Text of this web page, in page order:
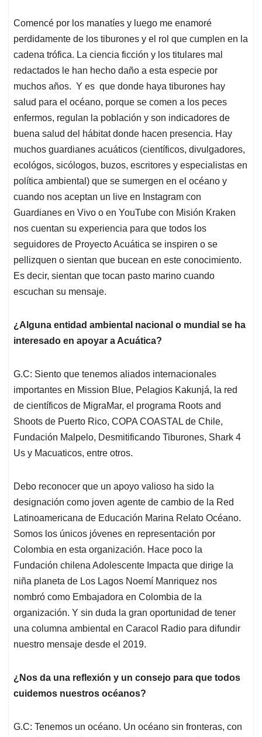
Comencé por los manatíes y luego me enamoré
perdidamente de los tiburones y el rol que cumplen en la
cadena trófica. La ciencia ficción y los titulares mal
redactados le han hecho daño a esta especie por
muchos años. Y es que donde haya tiburones hay
salud para el océano, porque se comen a los peces
enfermos, regulan la población y son indicadores de
buena salud del hábitat donde hacen presencia. Hay
muchos guardianes acuáticos (científicos, divulgadores,
ecológos, sicólogos, buzos, escritores y especialistas en
política ambiental) que se sumergen en el océano y
cuando nos aceptan un live en Instagram con
Guardianes en Vivo o en YouTube con Misión Kraken
nos cuentan su experiencia para que todos los
seguidores de Proyecto Acuática se inspiren o se
pellizquen o sientan que bucean en este conocimiento.
Es decir, sientan que tocan pasto marino cuando
escuchan su mensaje.
¿Alguna entidad ambiental nacional o mundial se ha
interesado en apoyar a Acuática?
G.C: Siento que tenemos aliados internacionales
importantes en Mission Blue, Pelagios Kakunjá, la red
de científicos de MigraMar, el programa Roots and
Shoots de Puerto Rico, COPA COASTAL de Chile,
Fundación Malpelo, Desmitificando Tiburones, Shark 4
Us y Macuaticos, entre otros.
Debo reconocer que un apoyo valioso ha sido la
designación como joven agente de cambio de la Red
Latinoamericana de Educación Marina Relato Océano.
Somos los únicos jóvenes en representación por
Colombia en esta organización. Hace poco la
Fundación chilena Adolescente Impacta que dirige la
niña planeta de Los Lagos Noemí Manriquez nos
nombró como Embajadora en Colombia de la
organización. Y sin duda la gran oportunidad de tener
una columna ambiental en Caracol Radio para difundir
nuestro mensaje desde el 2019.
¿Nos da una reflexión y un consejo para que todos
cuidemos nuestros océanos?
G.C: Tenemos un océano. Un océano sin fronteras, con